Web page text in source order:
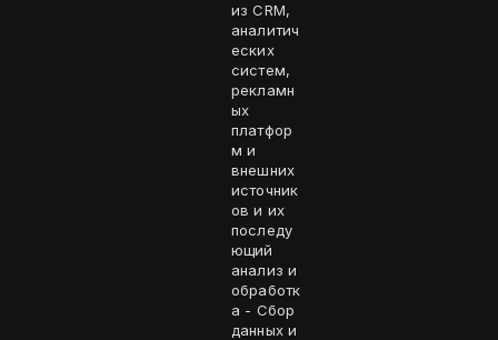
из CRM,
аналитич
еских
систем,
рекламн
ых
платфор
м и
внешних
источник
ов и их
последу
ющий
анализ и
обработк
а - Сбор
данных и